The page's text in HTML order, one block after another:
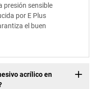
presión sensible
por E Plus
el buen
acrílico en